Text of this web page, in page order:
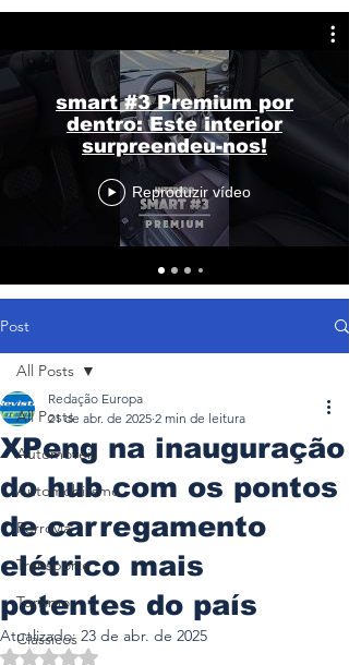
smart #3 Premium por
dentro: Este interior
surpreendeu-nos!
Reproduzir vídeo
Post
All Posts
Automóveis
Automobilismo
Ferrovia
Transporte
Turismo
Clássicos
All Posts
XPeng na inauguração
do hub com os pontos
de carregamento
elétrico mais
potentes do país
Redação Europa
21 de abr. de 2025 2 min de leitura
Atualizado: 23 de abr. de 2025
Avaliado com NaN de 5 estrelas.